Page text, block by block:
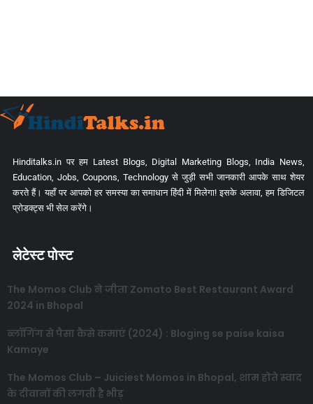
Hinditalks.in पर हम Latest Blogs, Digital Marketing Blogs, India News,
Education, Jobs, Coupons, Technology से जुड़ी सभी जानकारी आपके साथ शेयर
करते हैं। यहाँ पर आपको हर समस्या का समाधान हिंदी में मिलेगा! इसके अलावा, हम डिजिटल
प्रोडक्ट्स भी सेल करेंगे।
लेटेस्ट पोस्ट
The Momos Club ने जीता Zomato Best Restaurant Award
2024 in Bhopal
ब्लॉगिंग से पैसा कैसे कमाएं (2024) : Bloging se paise kaisa
Kamaye
The Momos Club – Juiciest Momos in Bhopal, शाम होते स्वाद
के दीवानों की लगती है भीड़